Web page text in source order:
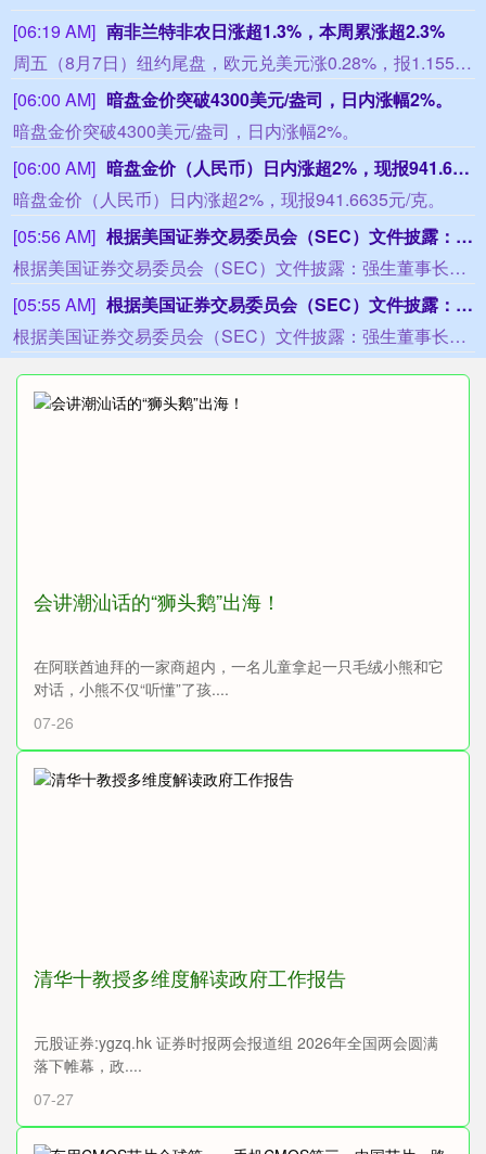
[06:19 AM] 南非兰特非农日涨超1.3%，本周累涨超2.3%
周五（8月7日）纽约尾盘，欧元兑美元涨0.28%，报1.1558，北京时间20:30发布美国非农就业报告带来一波短线拉升行情，本周累计上涨0.27%，整体呈现出W形走势。英镑兑美元涨0.28%，报1.3492，本周累涨0.75%。美元兑瑞郎跌0.53%，报0.8080，本周涨0.06%。商品货币对中，澳元兑美元涨0.50%、本周累涨0.68%，纽元兑美元涨0.39%、本周累涨0.23%，美元兑加元跌0.52%、本周累跌0.56%。瑞典克朗兑美元涨0.01%、本周累涨0.26%，挪威克朗兑美元涨0.37%、本周累跌0.43%，丹麦克朗兑美元涨0.28%、本周累涨0.27%。波兰兹罗提兑美元涨0.39%、本周累涨0.53%，美元兑匈牙利福林跌0.88%、本周累跌0.77%。土耳其里拉兑美元跌0.13%、本周累跌0.40%，南非兰特兑美元涨1.34%、本周累涨2.32%，墨西哥比索兑美元涨0.56%、本周累涨1.19%，巴西雷亚尔兑美元涨0.56%、本周累跌0.23%呈现出V形走势。
[06:00 AM] 暗盘金价突破4300美元/盎司，日内涨幅2%。
暗盘金价突破4300美元/盎司，日内涨幅2%。
[06:00 AM]
暗盘金价（人民币）日内涨超2%，现报941.6635元/克。
暗盘金价（人民币）日内涨超2%，现报941.6635元/克。
[05:56 AM]
根据美国证券交易委员会（SEC）文件披露：强生董事长兼首席执行官华金·杜阿托于8月5日在公开市场出售6523股强生股票，成交均价为每股258.739美元。
根据美国证券交易委员会（SEC）文件披露：强生董事长兼首席执行官华金·杜阿托于8月5日在公开市场出售6523股强生股票，成交均价为每股258.739美元。
[05:55 AM]
根据美国证券交易委员会（SEC）文件披露：强生董事长兼首席执行官华金·杜阿托于8月5日公开市场出售41,957股强生股票，成交平均价格为每股258.056美元。
根据美国证券交易委员会（SEC）文件披露：强生董事长兼首席执行官华金·杜阿托于8月5日公开市场出售41,957股强生股票，成交平均价格为每股258.056美元。
会讲潮汕话的“狮头鹅”出海！
在阿联酋迪拜的一家商超内，一名儿童拿起一只毛绒小熊和它
对话，小熊不仅“听懂”了孩....
07-26
清华十教授多维度解读政府工作报告
元股证券:ygzq.hk 证券时报两会报道组 2026年全国两会圆满
落下帷幕，政....
07-27